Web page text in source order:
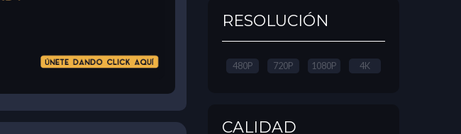
RESOLUCIÓN
480P 720P 1080P 4K
CALIDAD